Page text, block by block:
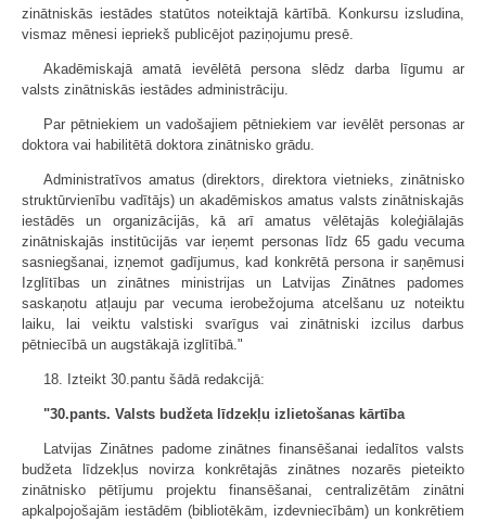
zinātniskās iestādes statūtos noteiktajā kārtībā. Konkursu izsludina,
vismaz mēnesi iepriekš publicējot paziņojumu presē.
Akadēmiskajā amatā ievēlētā persona slēdz darba līgumu ar
valsts zinātniskās iestādes administrāciju.
Par pētniekiem un vadošajiem pētniekiem var ievēlēt personas ar
doktora vai habilitētā doktora zinātnisko grādu.
Administratīvos amatus (direktors, direktora vietnieks, zinātnisko
struktūrvienību vadītājs) un akadēmiskos amatus valsts zinātniskajās
iestādēs un organizācijās, kā arī amatus vēlētajās koleģiālajās
zinātniskajās institūcijās var ieņemt personas līdz 65 gadu vecuma
sasniegšanai, izņemot gadījumus, kad konkrētā persona ir saņēmusi
Izglītības un zinātnes ministrijas un Latvijas Zinātnes padomes
saskaņotu atļauju par vecuma ierobežojuma atcelšanu uz noteiktu
laiku, lai veiktu valstiski svarīgus vai zinātniski izcilus darbus
pētniecībā un augstākajā izglītībā."
18. Izteikt 30.pantu šādā redakcijā:
"30.pants. Valsts budžeta līdzekļu izlietošanas kārtība
Latvijas Zinātnes padome zinātnes finansēšanai iedalītos valsts
budžeta līdzekļus novirza konkrētajās zinātnes nozarēs pieteikto
zinātnisko pētījumu projektu finansēšanai, centralizētām zinātni
apkalpojošajām iestādēm (bibliotēkām, izdevniecībām) un konkrētiem